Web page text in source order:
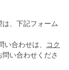
、下記フォーム
合わせは、
コク
い合わせくださ